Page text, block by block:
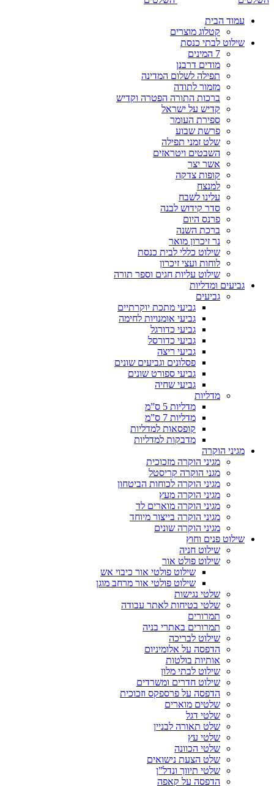
עמוד הבית
קטלוג מוצרים
שילוט לבתי כנסת
7 המינים
מודים דרבנן
תפילה לשלום המדינה
מזמור לתודה
ברכות התורה הפטרה וקדיש
קדיש על ישראל
ספירת העומר
פרשת שבוע
שלט זמני תפילה
השבטים ויטראזים
אשר יצר
קופות צדקה
למנצח
עלינו לשבח
סדר קידוש לבנה
פרנס היום
ברכת השנה
נר זיכרון מואר
שילוט כללי לבית כנסת
לוחות ועצי זיכרון
שילוט עליות חגים וספר תורה
גביעים ומדליות
גביעים
גביעי מתכת יוקרתיים
גביעי אומנויות לחימה
גביעי כדורגל
גביעי כדורסל
גביעי ריצה
פסלונים וגביעים שונים
גביעי ספורט שונים
גביעי שחיה
מדליות
מדליות 5 ס”מ
מדליות 7 ס”מ
קופסאות למדליות
מדבקות למדליות
מגיני הוקרה
מגיני הוקרה מזכוכית
מגני הוקרה קריסטל
מגיני הוקרה לכוחות הביטחון
מגיני הוקרה מעץ
מגיני הוקרה מוארים לד
מגיני הוקרה בייצור מיוחד
מגיני הוקרה שונים
שילוט פנים וחוץ
שילוט חניה
שילוט פולט אור
שילוט פולטי אור כיבוי אש
שילוט פולטי אור מרחב מוגן
שלטי נגישות
שלטי בטיחות לאתר עבודה
תמרורים
תמרורים באתרי בניה
שילוט לבריכה
הדפסה על אלומיניום
אותיות בולטות
שילוט לבתי מלון
שילוט חדרים ומשרדים
הדפסה על פרספקס וזכוכית
שלטים מוארים
שלטי דגל
שלט תאורה לבניין
שלטי עץ
שלטי הכוונה
שלט הצעת נישואים
שלטי תיווך ונדל”ן
הדפסה על קאפה